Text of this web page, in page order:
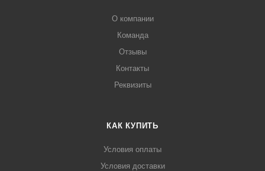
О компании
Команда
Отзывы
Контакты
Реквизиты
КАК КУПИТЬ
Условия оплаты
Условия доставки